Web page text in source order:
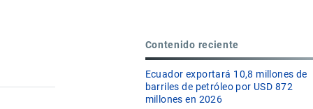
Contenido reciente
Ecuador exportará 10,8 millones de
barriles de petróleo por USD 872
millones en 2026